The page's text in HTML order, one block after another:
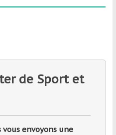
de Sport et
vous envoyons une